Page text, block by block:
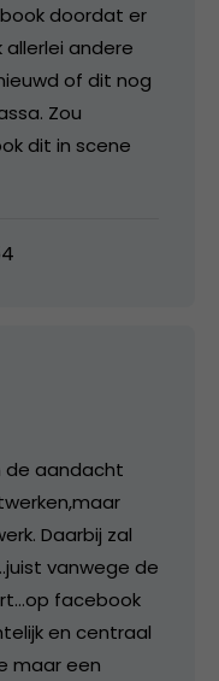
doordat er
allerlei andere
of dit nog
Zou
dit in scene
de aandacht
Daarbij zal
vanwege de
facebook
en centraal
maar een